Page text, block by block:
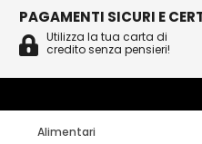
PAGAMENTI SICURI E
Utilizza la tua carta di
credito senza pensieri!
Alimentari